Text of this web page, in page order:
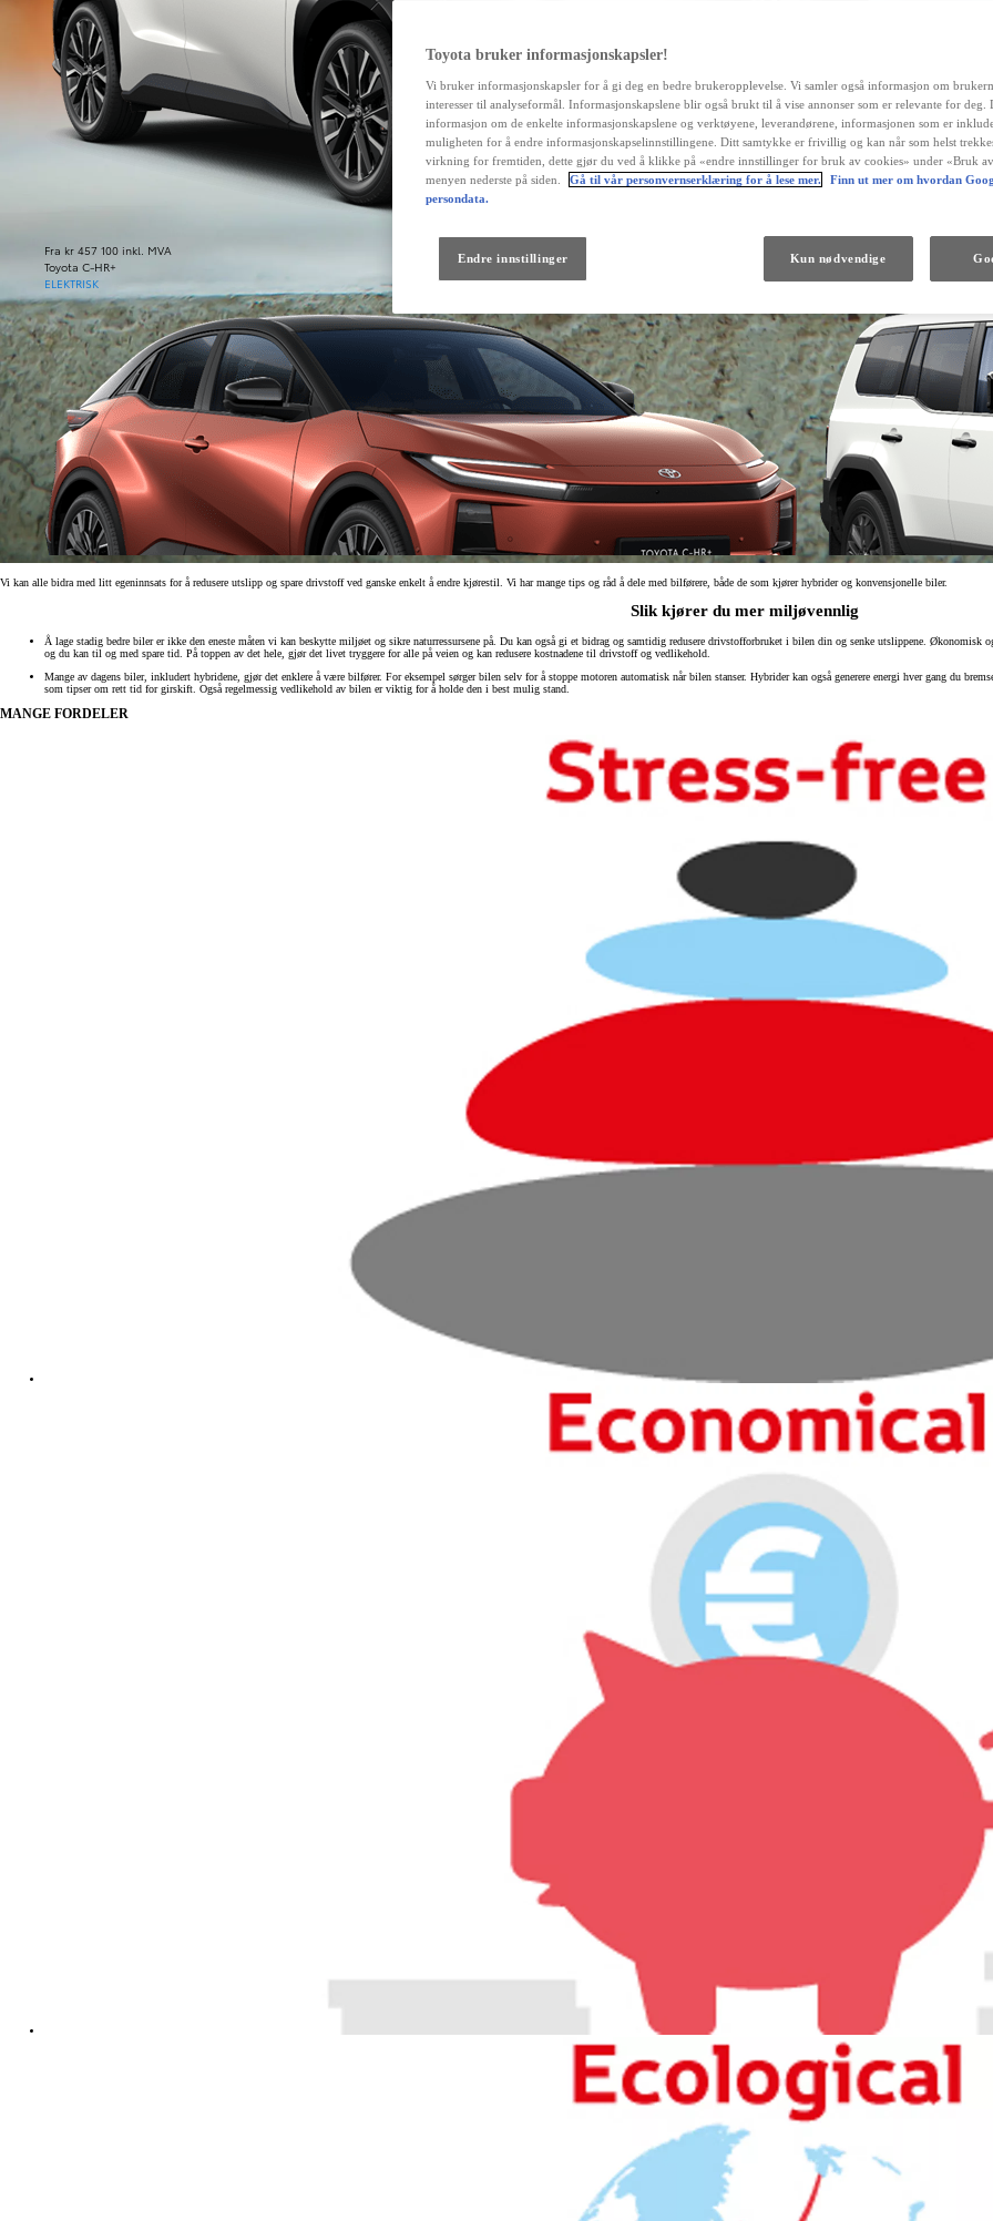
Fra kr 457 100 inkl. MVA
Fra kr 538 000 inkl. MVA
Toyota C-HR+
ELEKTRISK
Land Cruiser
DIESEL
PROACE CITY
ELEKTRISK OG DIESEL
Vi kan alle bidra med litt egeninnsats for å redusere utslipp og spare drivstoff ved ganske enkelt å endre kjørestil. Vi har mange tips og råd å dele med bilførere, både de som kjører hybrider og konvensjonelle biler.
Slik kjører du mer miljøvennlig
Å lage stadig bedre biler er ikke den eneste måten vi kan beskytte miljøet og sikre naturressursene på. Du kan også gi et bidrag og samtidig redusere drivstofforbruket i bilen din og senke utslippene.
og du kan til og med spare tid. På toppen av det hele, gjør det livet tryggere for alle på veien og kan redusere kostnadene til drivstoff og vedlikehold.
Mange av dagens biler, inkludert hybridene, gjør det enklere å være bilfører. For eksempel sørger bilen selv for å stoppe motoren automatisk når bilen stanser. Hybrider kan også generere energi hver gang du
som tipser om rett tid for girskift. Også regelmessig vedlikehold av bilen er viktig for å holde den i best mulig stand.
MANGE FORDELER
Toyota bruker informasjonskapsler!
Vi bruker informasjonskapsler for å gi deg en bedre brukeropplevelse. Vi samler også informasjon om
interesser til analyseformål. Informasjonskapslene blir også brukt til å vise annonser som er relevante for deg.
informasjon om de enkelte informasjonskapslene og verktøyene, leverandørene, informasjonen som er
muligheten for å endre informasjonskapselinnstillingene. Ditt samtykke er frivillig og kan når som helst
virkning for fremtiden, dette gjør du ved å klikke på «endre innstillinger for bruk av cookies» under «Bruk
menyen nederste på siden.
Gå til vår personvernserklæring for å lese mer.
Finn ut mer om hvordan
persondata.
Endre innstillinger Kun nødvendige